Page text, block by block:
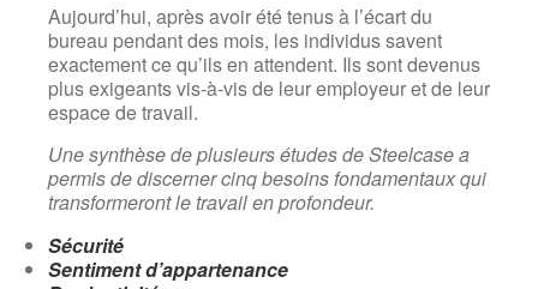
Aujourd’hui, après avoir été tenus à l’écart du
bureau pendant des mois, les individus savent
exactement ce qu’ils en attendent. Ils sont devenus
plus exigeants vis-à-vis de leur employeur et de leur
espace de travail.
Une synthèse de plusieurs études de Steelcase a
permis de discerner cinq besoins fondamentaux qui
transformeront le travail en profondeur.
Sécurité
Sentiment d’appartenance